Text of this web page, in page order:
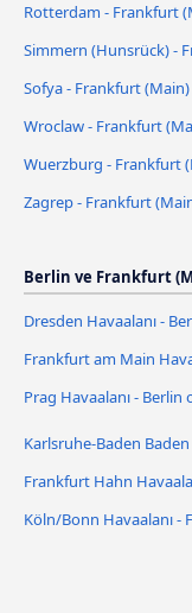
Rotterdam - Frankfurt
Simmern (Hunsrück) -
Sofya - Frankfurt
Wroclaw - Frankfurt
Wuerzburg - Frankfurt
Zagrep - Frankfurt
Berlin ve Frankfurt
Dresden Havaalanı -
Frankfurt am Main
Prag Havaalanı - Berlin
Karlsruhe-Baden
Frankfurt Hahn
Köln/Bonn Havaalanı